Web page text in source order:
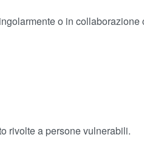
o in
rivolte a persone vulnerabili.